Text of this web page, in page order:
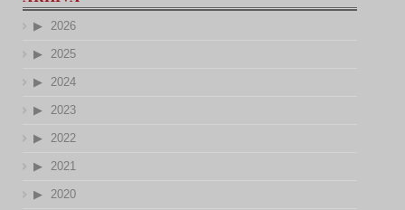
2026
2025
2024
2023
2022
2021
2020